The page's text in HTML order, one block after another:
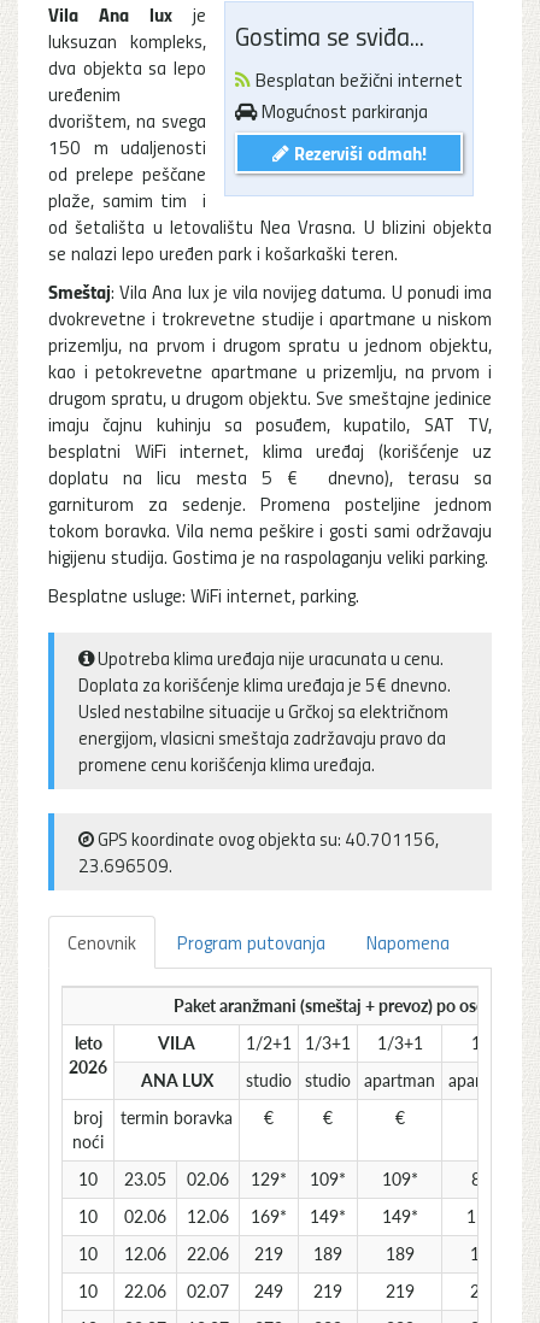
Gostima se sviđa...
Besplatan bežični internet
Mogućnost parkiranja
Rezerviši odmah!
Vila Ana lux je
luksuzan kompleks,
dva objekta sa lepo
uređenim
dvorištem, na svega
150 m udaljenosti
od prelepe peščane
plaže, samim tim i
od šetališta u letovalištu Nea Vrasna. U blizini objekta
se nalazi lepo uređen park i košarkaški teren.
Smeštaj: Vila Ana lux je vila novijeg datuma. U ponudi ima
dvokrevetne i trokrevetne studije i apartmane u niskom
prizemlju, na prvom i drugom spratu u jednom objektu,
kao i petokrevetne apartmane u prizemlju, na prvom i
drugom spratu, u drugom objektu. Sve smeštajne jedinice
imaju čajnu kuhinju sa posuđem, kupatilo, SAT TV,
besplatni WiFi internet, klima uređaj (korišćenje uz
doplatu na licu mesta 5 € dnevno), terasu sa
garniturom za sedenje. Promena posteljine jednom
tokom boravka. Vila nema peškire i gosti sami održavaju
higijenu studija. Gostima je na raspolaganju veliki parking.
Besplatne usluge: WiFi internet, parking.
Upotreba klima uređaja nije uracunata u cenu.
Doplata za korišćenje klima uređaja je 5€ dnevno.
Usled nestabilne situacije u Grčkoj sa električnom
energijom, vlasicni smeštaja zadržavaju pravo da
promene cenu korišćenja klima uređaja.
GPS koordinate ovog objekta su: 40.701156,
23.696509.
Cenovnik Program putovanja Napomena
Paket aranžmani (smeštaj + prevoz) po osobi
leto
2026
VILA 1/2+1 1/3+1 1/3+1
1/4
ANA LUX
studio studio apartman apartman
broj
noći
termin boravka € € €
10 23.05 02.06 129* 109* 109*
89*
10
02.06 12.06 169* 149* 149*
119*
10
12.06 22.06 219 189 189
159
10
22.06 02.07 249 219 219
209